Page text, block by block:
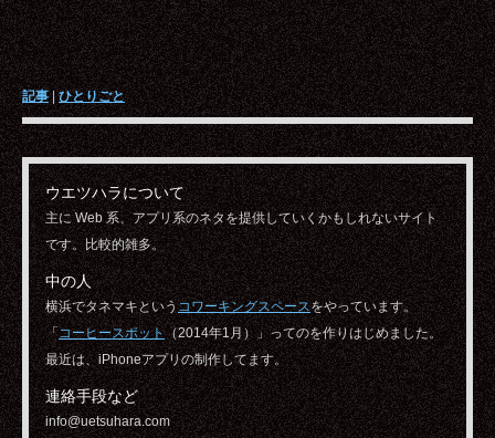
記事|ひとりごと
ウエツハラについて
主に Web 系、アプリ系のネタを提供していくかもしれないサイト
です。比較的雑多。
中の人
横浜でタネマキというコワーキングスペースをやっています。
「コーヒースポット（2014年1月）」ってのを作りはじめました。
最近は、iPhoneアプリの制作してます。
連絡手段など
info@uetsuhara.com